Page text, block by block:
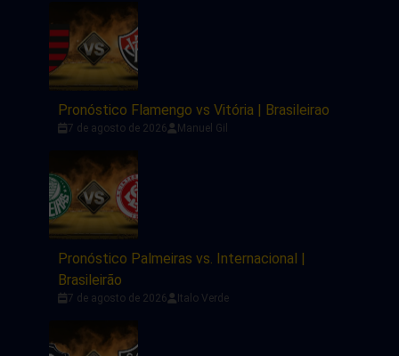
Pronóstico Flamengo vs Vitória | Brasileirao
7 de agosto de 2026 Manuel Gil
Pronóstico Palmeiras vs. Internacional |
Brasileirão
7 de agosto de 2026 Italo Verde